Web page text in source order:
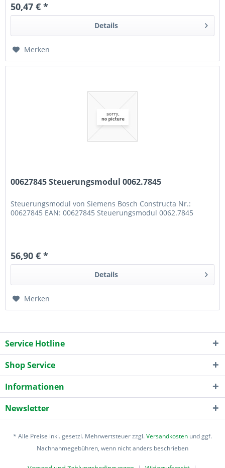
50,47 € *
Details
Merken
00627845 Steuerungsmodul 0062.7845
Steuerungsmodul von Siemens Bosch Constructa Nr.:
00627845 EAN: 00627845 Steuerungsmodul 0062.7845
56,90 € *
Details
Merken
Service Hotline
Shop Service
Informationen
Newsletter
* Alle Preise inkl. gesetzl. Mehrwertsteuer zzgl.Versandkosten und ggf.
Nachnahmegebühren, wenn nicht anders beschrieben